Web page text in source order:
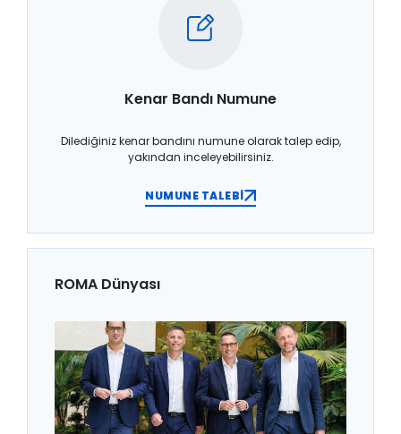
Kenar Bandı Numune
Dilediğiniz kenar bandını numune olarak talep edip,
yakından inceleyebilirsiniz.
NUMUNE TALEBİ
ROMA Dünyası